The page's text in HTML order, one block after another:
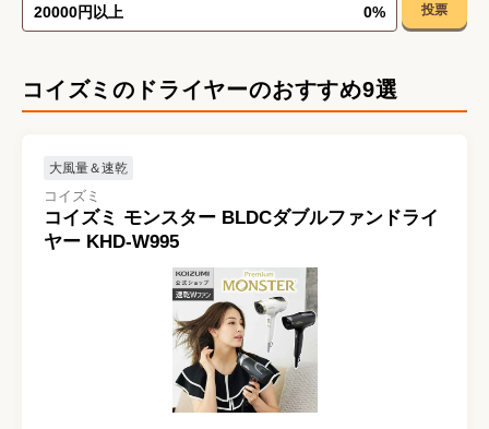
20000円以上 0% 投票
コイズミのドライヤーのおすすめ9選
大風量＆速乾
コイズミ
コイズミ モンスター BLDCダブルファンドライ
ヤー KHD-W995